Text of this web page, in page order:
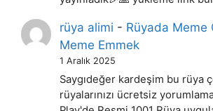
rüya alimi - Rüyada Meme
Meme Emmek
1 Aralık 2025
Saygıdeğer kardeşim bu rüya
rüyalarınızı ücretsiz